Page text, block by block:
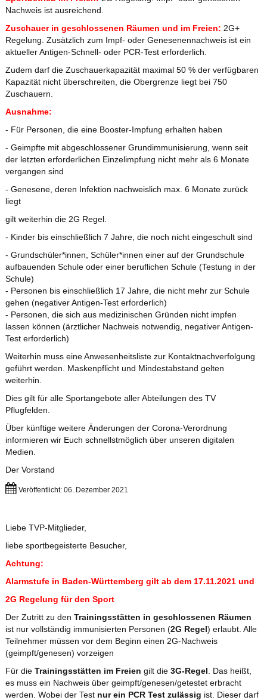
Nachweis ist ausreichend.
Zuschauer in geschlossenen Räumen und im Freien: 2G+
Regelung. Zusätzlich zum Impf- oder Genesenennachweis ist ein
aktueller Antigen-Schnell- oder PCR-Test erforderlich.
Zudem darf die Zuschauerkapazität maximal 50 % der verfügbaren
Kapazität nicht überschreiten, die Obergrenze liegt bei 750
Zuschauern.
Ausnahme:
- Für Personen, die eine Booster-Impfung erhalten haben
- Geimpfte mit abgeschlossener Grundimmunisierung, wenn seit
der letzten erforderlichen Einzelimpfung nicht mehr als 6 Monate
vergangen sind
- Genesene, deren Infektion nachweislich max. 6 Monate zurück
liegt
gilt weiterhin die 2G Regel.
- Kinder bis einschließlich 7 Jahre, die noch nicht eingeschult sind
- Grundschüler*innen, Schüler*innen einer auf der Grundschule
aufbauenden Schule oder einer beruflichen Schule (Testung in der
Schule)
- Personen bis einschließlich 17 Jahre, die nicht mehr zur Schule
gehen (negativer Antigen-Test erforderlich)
- Personen, die sich aus medizinischen Gründen nicht impfen
lassen können (ärztlicher Nachweis notwendig, negativer Antigen-
Test erforderlich)
Weiterhin muss eine Anwesenheitsliste zur Kontaktnachverfolgung
geführt werden. Maskenpflicht und Mindestabstand gelten
weiterhin.
Dies gilt für alle Sportangebote aller Abteilungen des TV
Pflugfelden.
Über künftige weitere Änderungen der Corona-Verordnung
informieren wir Euch schnellstmöglich über unseren digitalen
Medien.
Der Vorstand
Veröffentlicht: 06. Dezember 2021
Liebe TVP-Mitglieder,
liebe sportbegeisterte Besucher,
Achtung:
Alarmstufe in Baden-Württemberg gilt ab dem 17.11.2021 und
2G Regelung für den Sport
Der Zutritt zu den Trainingsstätten in geschlossenen Räumen
ist nur vollständig immunisierten Personen (2G Regel ) erlaubt. Alle
Teilnehmer müssen vor dem Beginn einen 2G-Nachweis
(geimpft/genesen) vorzeigen
Für die Trainingsstätten im Freien gilt die 3G-Regel
. Das heißt,
es muss ein Nachweis über geimpft/genesen/getestet erbracht
werden. Wobei der Test nur ein PCR Test zulässig ist. Dieser darf